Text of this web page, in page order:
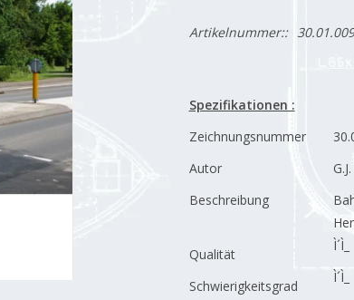
Artikelnummer:: 30.01.009
Spezifikationen :
Zeichnungsnummer
Autor
Beschreibung
Qualität
Ì´Ì_
Schwierigkeitsgrad
Ì´Ì_